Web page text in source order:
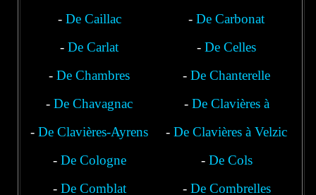
- De Caillac -De Carbonat
-De Carlat -De Celles
-De Chambres -De Chanterelle
-De Chavagnac - De Clavières à
Polminhac
-De Clavières-Ayrens -De Clavières à Velzic
- De Cologne - De Cols
- De Comblat - De Combrelles